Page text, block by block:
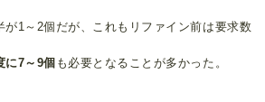
が1～2個だが、これもリファイン前は要求数
に7～9個 も必要となることが多かった。